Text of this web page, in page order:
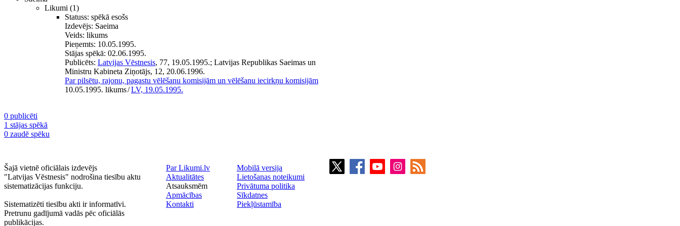
Likumi (1)
Statuss: spēkā esošs
Izdevējs: Saeima
Veids: likums
Pieņemts: 10.05.1995.
Stājas spēkā: 02.06.1995.
Publicēts: Latvijas Vēstnesis, 77, 19.05.1995.; Latvijas Republikas Saeimas un
Ministru Kabineta Ziņotājs, 12, 20.06.1996.
Par pilsētu, rajonu, pagastu vēlēšanu komisijām un vēlēšanu iecirkņu komisijām
10.05.1995. likums/LV, 19.05.1995.
0 publicēti
1 stājas spēkā
0 zaudē spēku
Šajā vietnē oficiālais izdevējs
"Latvijas Vēstnesis" nodrošina tiesību aktu
sistematizācijas funkciju.
Sistematizēti tiesību akti ir informatīvi.
Pretrunu gadījumā vadās pēc oficiālās
publikācijas.
Par Likumi.lv
Aktualitātes
Atsauksmēm
Apmācības
Kontakti
Mobilā versija
Lietošanas noteikumi
Privātuma politika
Sīkdatnes
Piekļūstamība